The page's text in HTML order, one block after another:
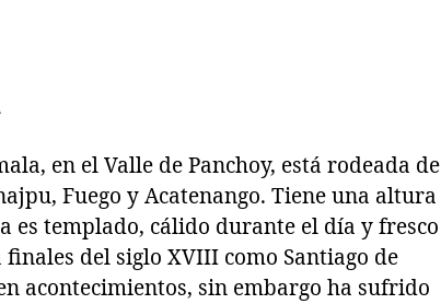
en el Valle de Panchoy, está rodeada de
Fuego y Acatenango. Tiene una altura
es templado, cálido durante el día y fresco
del siglo XVIII como Santiago de
acontecimientos, sin embargo ha sufrido